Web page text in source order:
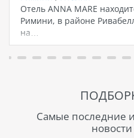
Отель ANNA MARE
Римини, в районе
на…
Самые последние